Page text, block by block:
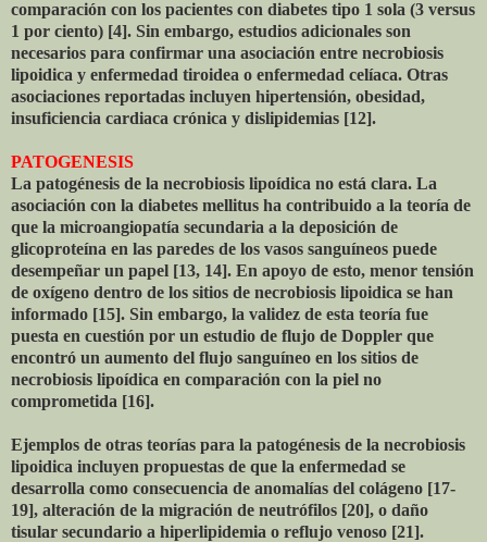
comparación con los pacientes con diabetes tipo 1 sola (3 versus
1 por ciento) [4]. Sin embargo, estudios adicionales son
necesarios para confirmar una asociación entre necrobiosis
lipoidica y enfermedad tiroidea o enfermedad celíaca. Otras
asociaciones reportadas incluyen hipertensión, obesidad,
insuficiencia cardiaca crónica y dislipidemias [12].
PATOGENESIS
La patogénesis de la necrobiosis lipoídica no está clara. La
asociación con la diabetes mellitus ha contribuido a la teoría de
que la microangiopatía secundaria a la deposición de
glicoproteína en las paredes de los vasos sanguíneos puede
desempeñar un papel [13, 14]. En apoyo de esto, menor tensión
de oxígeno dentro de los sitios de necrobiosis lipoidica se han
informado [15]. Sin embargo, la validez de esta teoría fue
puesta en cuestión por un estudio de flujo de Doppler que
encontró un aumento del flujo sanguíneo en los sitios de
necrobiosis lipoídica en comparación con la piel no
comprometida [16].
Ejemplos de otras teorías para la patogénesis de la necrobiosis
lipoidica incluyen propuestas de que la enfermedad se
desarrolla como consecuencia de anomalías del colágeno [17-
19], alteración de la migración de neutrófilos [20], o daño
tisular secundario a hiperlipidemia o reflujo venoso [21].